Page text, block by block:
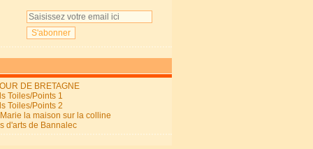
DE BRETAGNE
Toiles/Points 1
Toiles/Points 2
la maison sur la colline
d'arts de Bannalec